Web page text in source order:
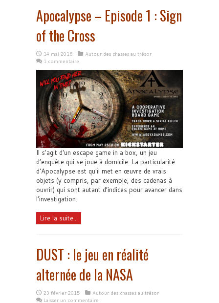
Apocalypse – Episode 1 : Sign
of the Cross
14 mai 2018
Autour des chasses au trésor
1 commentaire
Il s'agit d'un escape game in a box, un jeu
d’enquête qui se joue à domicile. La particularité
d'Apocalypse est qu'il met en œuvre de vrais
objets (y compris, par exemple, des cadenas à
ouvrir) qui sont autant d’indices pour avancer dans
l’investigation.
Lire la suite...
DUST : le jeu en réalité
alternée de la NASA
23 février 2015
Autour des chasses au trésor
Laisser un commentaire